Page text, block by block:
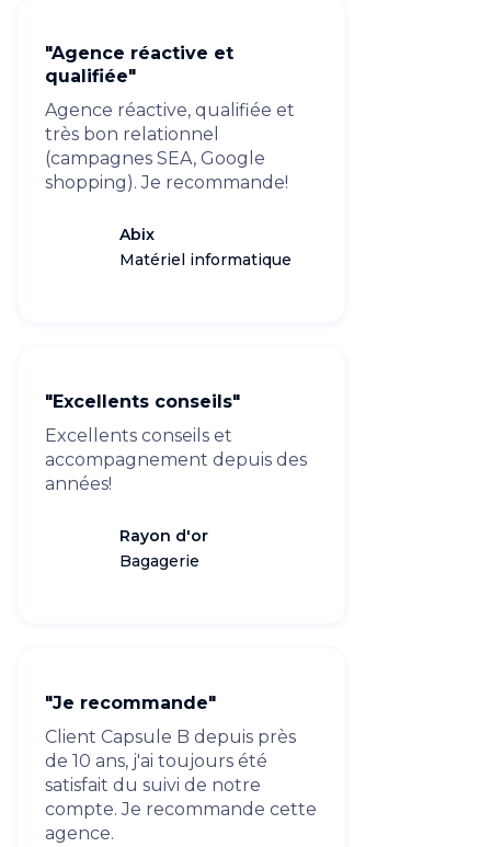
"Agence réactive et
qualifiée"
Agence réactive, qualifiée et
très bon relationnel
(campagnes SEA, Google
shopping). Je recommande!
Abix
Matériel informatique
"Excellents conseils"
Excellents conseils et
accompagnement depuis des
années!
Rayon d'or
Bagagerie
"Je recommande"
Client Capsule B depuis près
de 10 ans, j'ai toujours été
satisfait du suivi de notre
compte. Je recommande cette
agence.